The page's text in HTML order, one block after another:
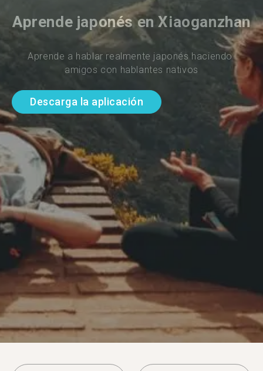
Aprende japonés en Xiaoganzhan
Aprende a hablar realmente japonés haciendo
amigos con hablantes nativos
Descarga la aplicación